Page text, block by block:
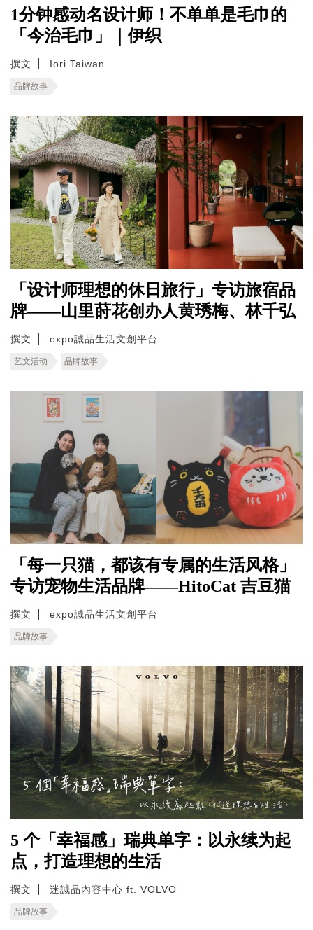
1分钟感动名设计师！不单单是毛巾的
「今治毛巾」｜伊织
撰文 Iori Taiwan
品牌故事
「设计师理想的休日旅行」专访旅宿品
牌——山里莳花创办人黄琇梅、林千弘
撰文 expo誠品生活文創平台
艺文活动 品牌故事
「每一只猫，都该有专属的生活风格」
专访宠物生活品牌——HitoCat 吉豆猫
撰文 expo誠品生活文創平台
品牌故事
5 个「幸福感」瑞典单字：以永续为起
点，打造理想的生活
撰文 迷誠品內容中心 ft. VOLVO
品牌故事